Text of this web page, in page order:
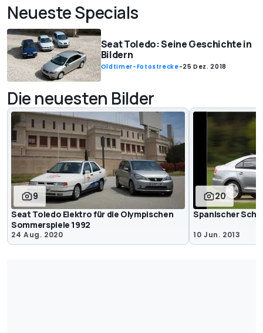
Neueste Specials
Seat Toledo: Seine Geschichte in
Bildern
Oldtimer-Fotostrecke-25 Dez. 2018
Die neuesten Bilder
9
Seat Toledo Elektro für die Olympischen
Sommerspiele 1992
24 Aug. 2020
20
Spanischer
10 Jun. 2013